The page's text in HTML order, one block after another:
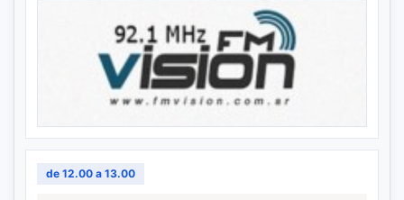
de 12.00 a 13.00